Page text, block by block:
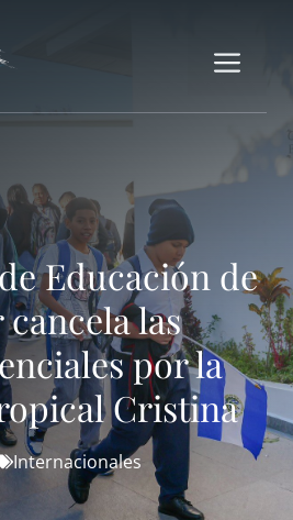
Educación de
las
por la
Cristina
Internacionales